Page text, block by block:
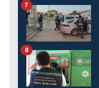
7
8